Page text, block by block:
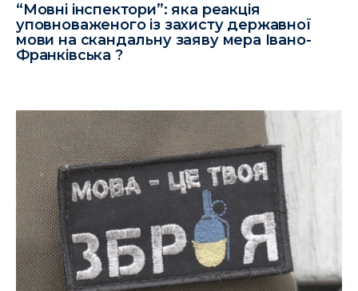
“Мовні інспектори”: яка реакція
уповноваженого із захисту державної
мови на скандальну заяву мера Івано-
Франківська ?